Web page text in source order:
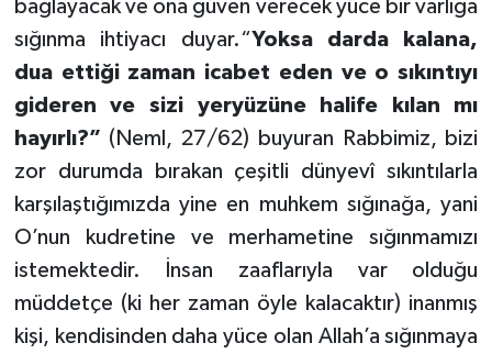
bağlayacak ve ona güven verecek yüce bir varlığa
sığınma ihtiyacı duyar.“Yoksa darda kalana,
dua ettiği zaman icabet eden ve o sıkıntıyı
gideren ve sizi yeryüzüne halife kılan mı
hayırlı?” (Neml, 27/62) buyuran Rabbimiz, bizi
zor durumda bırakan çeşitli dünyevî sıkıntılarla
karşılaştığımızda yine en muhkem sığınağa, yani
O’nun kudretine ve merhametine sığınmamızı
istemektedir. İnsan zaaflarıyla var olduğu
müddetçe (ki her zaman öyle kalacaktır) inanmış
kişi, kendisinden daha yüce olan Allah’a sığınmaya